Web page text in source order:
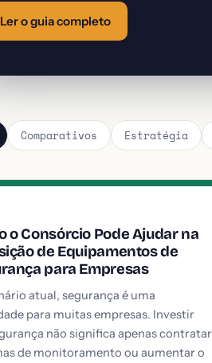
Ler o guia completo
Comparativos Estratégia
o Consórcio Pode Ajudar na
de Equipamentos de
para Empresas
atual, segurança é uma
para muitas empresas. Investir
não significa apenas contratar
de monitoramento ou aumentar o